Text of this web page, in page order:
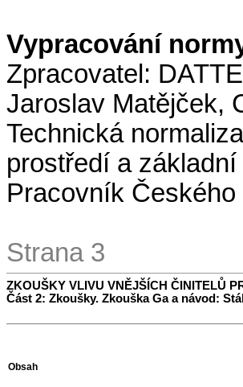
Vypracování
Zpracovatel:
Jaroslav Matějček,
Technická
prostředí a
Pracovník
Strana 3
ZKOUŠKY VLIVU VNĚJŠÍCH ČINITELŮ
Část 2: Zkoušky. Zkouška Ga a návod:
Obsah